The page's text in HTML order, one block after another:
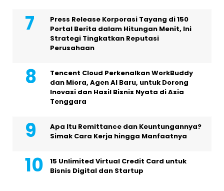
Press Release Korporasi Tayang di 150
Portal Berita dalam Hitungan Menit, Ini
Strategi Tingkatkan Reputasi
Perusahaan
Tencent Cloud Perkenalkan WorkBuddy
dan Miora, Agen AI Baru, untuk Dorong
Inovasi dan Hasil Bisnis Nyata di Asia
Tenggara
Apa Itu Remittance dan Keuntungannya?
Simak Cara Kerja hingga Manfaatnya
15 Unlimited Virtual Credit Card untuk
Bisnis Digital dan Startup